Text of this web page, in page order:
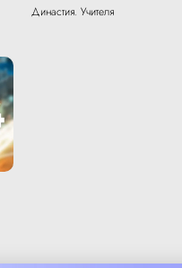
Династия. Учителя